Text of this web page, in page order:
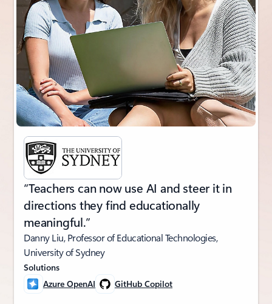
“Teachers can now use AI and steer it in
directions they find educationally
meaningful.”
Danny Liu, Professor of Educational Technologies,
University of Sydney
Solutions
Azure OpenAI
GitHub Copilot